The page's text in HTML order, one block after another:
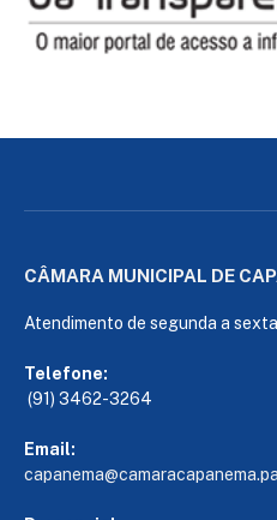
CÂMARA MUNICIPAL DE
Atendimento de segunda a
Telefone:
(91) 3462-3264
Email: